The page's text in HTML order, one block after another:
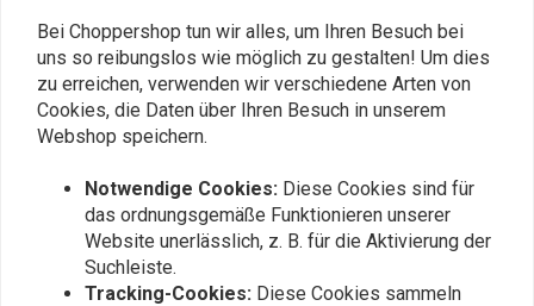
Fügen Sie Ihre Bewertung hinzu
Ähnliche Produkte
Bei Choppershop tun wir alles, um Ihren Besuch bei
uns so reibungslos wie möglich zu gestalten! Um dies
zu erreichen, verwenden wir verschiedene Arten von
Cookies, die Daten über Ihren Besuch in unserem
Webshop speichern.
Notwendige Cookies: Diese Cookies sind für
das ordnungsgemäße Funktionieren unserer
Website unerlässlich, z. B. für die Aktivierung der
Suchleiste.
Tracking-Cookies: Diese Cookies sammeln